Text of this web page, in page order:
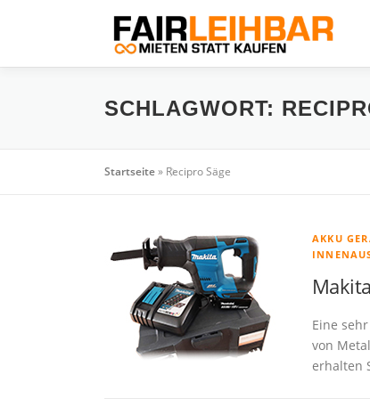
SCHLAGWORT:
Startseite» Recipro Säge
AKKU
Eine
von
erhalten